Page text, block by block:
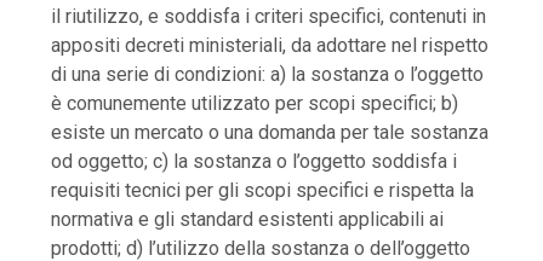
il riutilizzo, e soddisfa i criteri specifici, contenuti in
appositi decreti ministeriali, da adottare nel rispetto
di una serie di condizioni: a) la sostanza o l’oggetto
è comunemente utilizzato per scopi specifici; b)
esiste un mercato o una domanda per tale sostanza
od oggetto; c) la sostanza o l’oggetto soddisfa i
requisiti tecnici per gli scopi specifici e rispetta la
normativa e gli standard esistenti applicabili ai
prodotti; d) l’utilizzo della sostanza o dell’oggetto